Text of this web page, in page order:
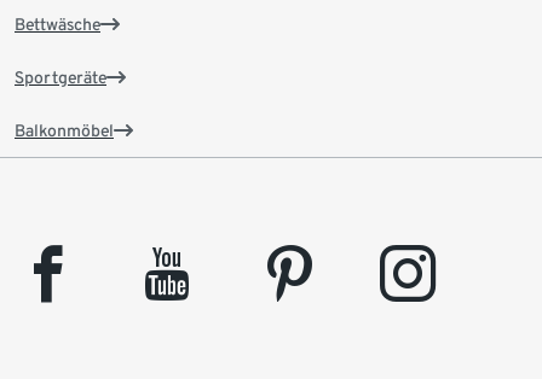
Bettwäsche
Sportgeräte
Balkonmöbel
facebook youtube pinterest instagram